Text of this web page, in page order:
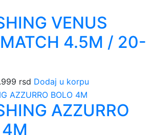
VENUS
4.5M / 20-
rsd Dodaj u korpu
AZZURRO